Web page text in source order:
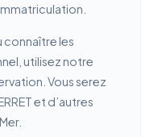
connaître les
utilisez notre
Vous serez
et d’autres